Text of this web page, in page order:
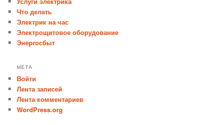
Что делать
Электрик на час
Электрощитовое оборудование
Энергосбыт
МЕТА
Войти
Лента записей
Лента комментариев
WordPress.org